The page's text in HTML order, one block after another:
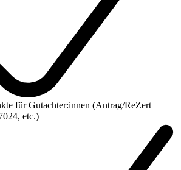
für Gutachter:innen (Antrag/ReZert
etc.)